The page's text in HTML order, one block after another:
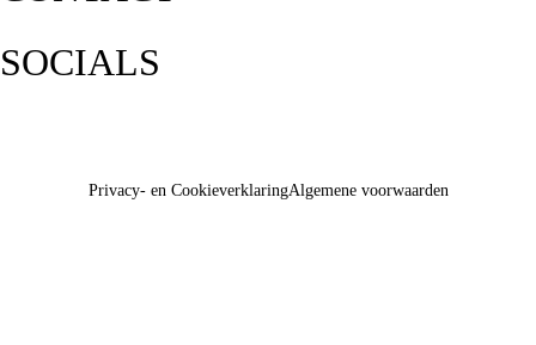
SOCIALS
Privacy- en CookieverklaringAlgemene voorwaarden